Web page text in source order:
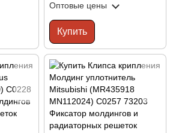
Оптовые цены
Купить